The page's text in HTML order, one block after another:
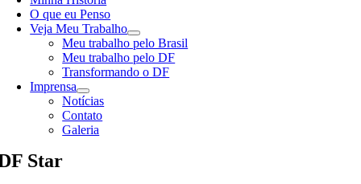
O que eu Penso
Veja Meu Trabalho
Meu trabalho pelo Brasil
Meu trabalho pelo DF
Transformando o DF
Imprensa
Notícias
Contato
Galeria
Star